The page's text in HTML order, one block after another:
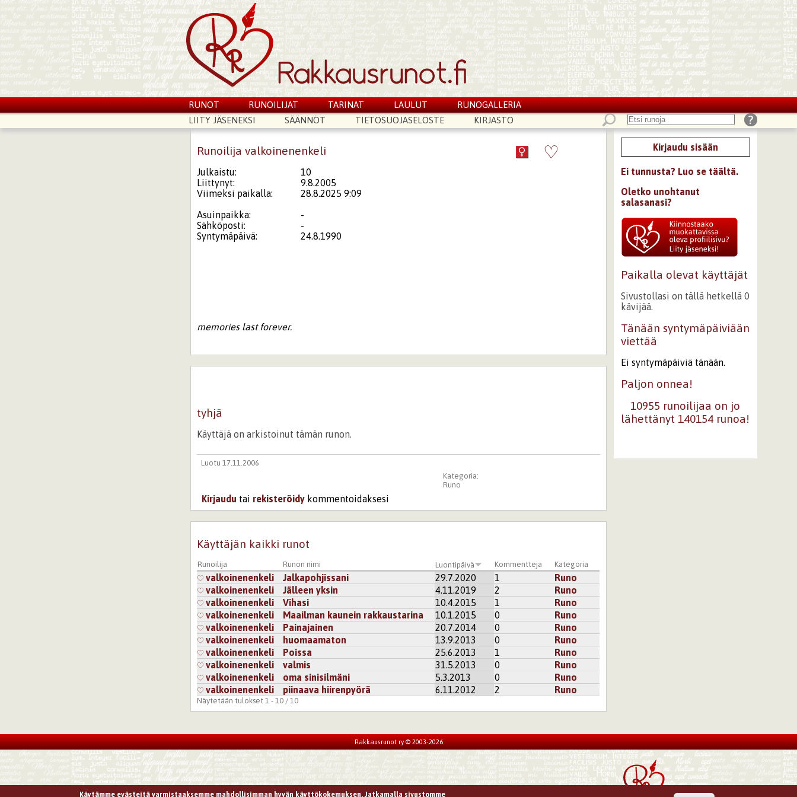
RUNOT RUNOILIJAT TARINAT LAULUT
RUNOGALLERIA
LIITY JÄSENEKSI
SÄÄNNÖT TIETOSUOJASELOSTE KIRJASTO
Runoilija valkoinenenkeli ♡
Julkaistu:
10
Liittynyt:
9.8.2005
Viimeksi paikalla:
28.8.2025 9:09
Asuinpaikka:
-
Sähköposti:
-
Syntymäpäivä:
24.8.1990
memories last forever.
tyhjä
Käyttäjä on arkistoinut tämän runon.
Luotu 17.11.2006
Kategoria:
Runo
Kirjaudu tai rekisteröidy kommentoidaksesi
Käyttäjän kaikki runot
Runoilija Runon nimi Luontipäivä Kommentteja Kategoria
valkoinenenkeli Jalkapohjissani 29.7.2020 1
Runo
valkoinenenkeli
Jälleen yksin 4.11.2019 2
Runo
valkoinenenkeli
Vihasi 10.4.2015 1
Runo
valkoinenenkeli
Maailman kaunein rakkaustarina 10.1.2015 0
Runo
valkoinenenkeli
Painajainen 20.7.2014 0
Runo
valkoinenenkeli
huomaamaton 13.9.2013 0
Runo
valkoinenenkeli
Poissa 25.6.2013 1
Runo
valkoinenenkeli
valmis 31.5.2013 0
Runo
valkoinenenkeli
oma sinisilmäni 5.3.2013 0
Runo
valkoinenenkeli
piinaava hiirenpyörä 6.11.2012 2 Runo
Näytetään tulokset 1 - 10 / 10
Kirjaudu sisään
Ei tunnusta? Luo se täältä.
Oletko unohtanut
salasanasi?
Paikalla olevat käyttäjät
Sivustollasi on tällä hetkellä 0
kävijää.
Tänään syntymäpäiviään
viettää
Ei syntymäpäiviä tänään.
Paljon onnea!
10955 runoilijaa on jo
lähettänyt 140154 runoa!
Rakkausrunot ry © 2003-2026
Käytämme evästeitä varmistaaksemme mahdollisimman hyvän käyttökokemuksen. Jatkamalla sivustomme